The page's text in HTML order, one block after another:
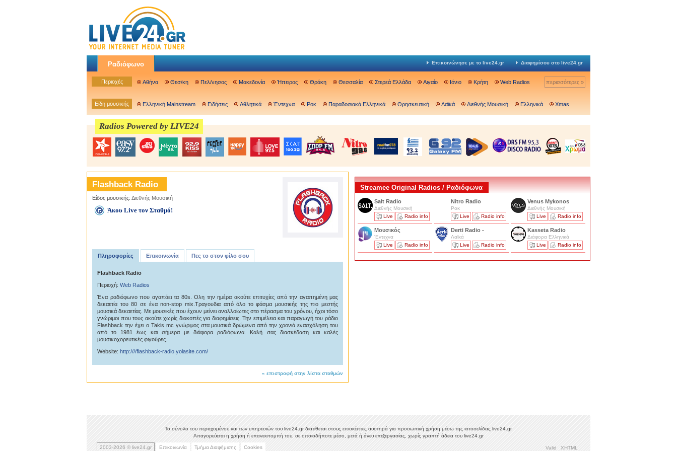
Ραδιόφωνο Επικοινώνησε με το live24.gr Διαφημίσου στο live24.gr
Περιοχές Αθήνα Θεσ/κη Πελ/νησος Μακεδονία Ήπειρος Θράκη Θεσσαλία Στερεά Ελλάδα Αιγαίο Ιόνιο Κρήτη Web Radios περισσότερες »
Είδη μουσικής Ελληνική Mainstream Ειδήσεις Αθλητικά Έντεχνα Ροκ Παραδοσιακά Ελληνικά Θρησκευτική Λαϊκά Διεθνής Μουσική Ελληνικά Xmas
Radios Powered by LIVE24
Flashback Radio
Είδος μουσικής: Διεθνής Μουσική
Άκου Live τον Σταθμό!
Πληροφορίες Επικοινωνία Πες το στον φίλο σου
Flashback Radio
Περιοχή: Web Radios
Ένα ραδιόφωνο που αγαπάει τα 80s. Oλη την ημέρα ακούτε επιτυχίες από την αγαπημένη μας
δεκαετία του 80 σε ένα non-stop mix.Tραγουδια από όλο το φάσμα μουσικής της πιο μεστής
μουσικά δεκαετίας. Με μουσικές που έχουν μείνει αναλλοίωτες στο πέρασμα του χρόνου, ήχοι τόσο
γνώριμοι που τους ακούτε χωρίς διακοπές για διαφημίσεις. Την επιμέλεια και παραγωγή του ράδιο
Flashback την έχει ο Takis mc γνώριμος στα μουσικά δρώμενα από την χρονιά ενασχόληση του
από το 1981 έως και σήμερα με διάφορα ραδιόφωνα. Καλή σας διασκέδαση και καλές
μουσικοχορευτικές φιγούρες.
Website: http:////flashback-radio.yolasite.com/
« επιστροφή στην λίστα σταθμών
Streamee Original Radios / Ραδιόφωνα
Salt Radio
Διεθνής Μουσική
Live
Radio info
Nitro Radio
Ροκ
Live
Radio info
Venus Mykonos
Διεθνής Μουσική
Live
Radio info
Μουσικός
'Εντεχνα
Live
Radio info
Derti Radio -
Λαϊκά
Live
Radio info
Kasseta Radio
Διάφορα Ελληνικά
Live
Radio info
Το σύνολο του περιεχομένου και των υπηρεσιών του live24.gr διατίθεται στους επισκέπτες αυστηρά για προσωπική χρήση μέσω της ιστοσελίδας live24.gr.
Απαγορεύεται η χρήση ή επανεκπομπή του, σε οποιοδήποτε μέσο, μετά ή άνευ επεξεργασίας, χωρίς γραπτή άδεια του live24.gr
2003-2026 © live24.gr Επικοινωνία Τμήμα Διαφήμισης Cookies Valid XHTML